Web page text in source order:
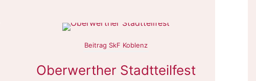
Beitrag SkF Koblenz
Oberwerther Stadtteilfest